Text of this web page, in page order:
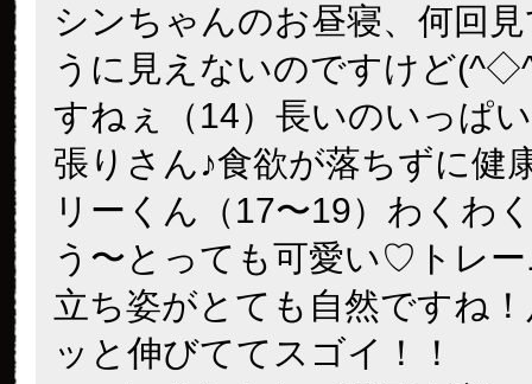
シンちゃんのお昼寝、何回
うに見えないのですけど
すねぇ（14）長いのいっぱ
張りさん♪食欲が落ちずに健
リーくん（17〜19）わくわ
う〜とっても可愛い♡トレ
立ち姿がとても自然ですね
ッと伸びててスゴイ！！